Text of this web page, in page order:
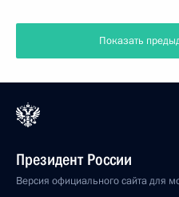
Показать
Президент России
Версия официального сайта для